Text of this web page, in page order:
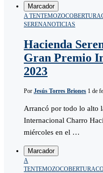
Marcador
A TENTEMOZOCOBERTURA
SERENANOTICIAS
Hacienda
Gran Premio
2023
Por Jesús Torres Briones 1 de
Arrancó por todo lo alto
Internacional Charro
miércoles en el …
Marcador
A
TENTEMOZOCOBERTURA